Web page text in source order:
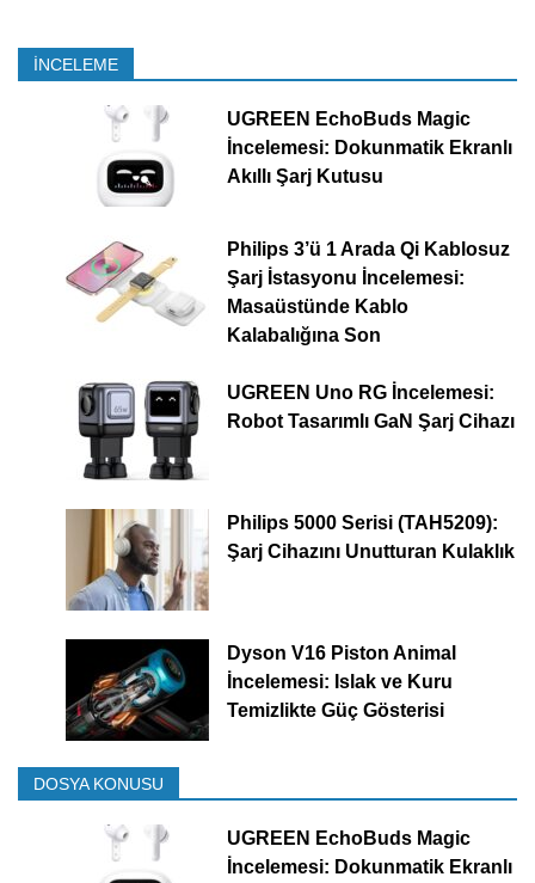
İNCELEME
UGREEN EchoBuds Magic
İncelemesi: Dokunmatik Ekranlı
Akıllı Şarj Kutusu
Philips 3’ü 1 Arada Qi Kablosuz
Şarj İstasyonu İncelemesi:
Masaüstünde Kablo
Kalabalığına Son
UGREEN Uno RG İncelemesi:
Robot Tasarımlı GaN Şarj Cihazı
Philips 5000 Serisi (TAH5209):
Şarj Cihazını Unutturan Kulaklık
Dyson V16 Piston Animal
İncelemesi: Islak ve Kuru
Temizlikte Güç Gösterisi
DOSYA KONUSU
UGREEN EchoBuds Magic
İncelemesi: Dokunmatik Ekranlı